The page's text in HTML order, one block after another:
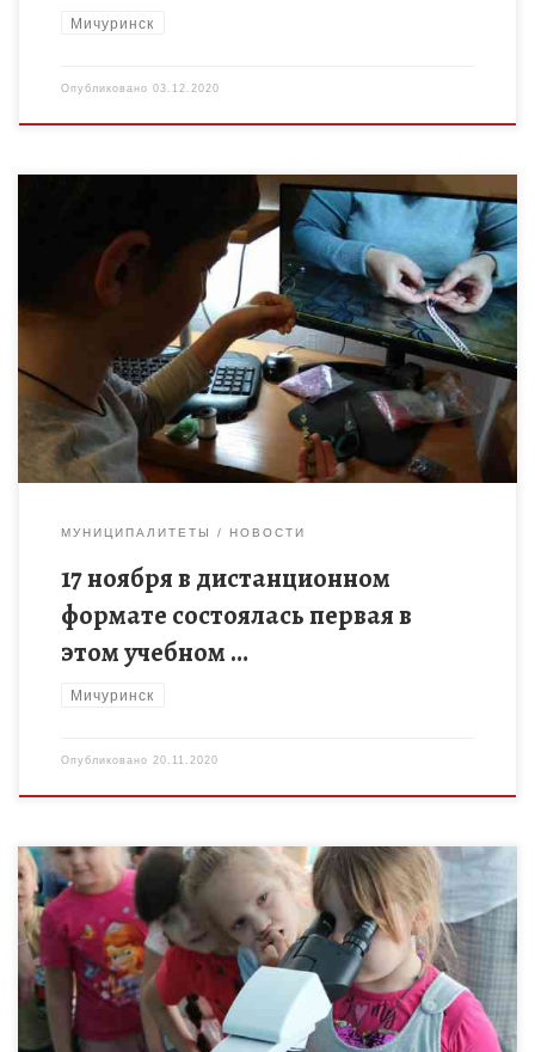
Мичуринск
Опубликовано 03.12.2020
17 ноября на базе муниципального бюджетного
образовательного учреждения дополнительного
образования «Центр детского творчества», в рамках
федерального проекта «Успех каждого ребенка»
национального проекта «Образование», в дистанционном […]
МУНИЦИПАЛИТЕТЫ НОВОСТИ
17 ноября в дистанционном
формате состоялась первая в
этом учебном …
Мичуринск
Опубликовано 20.11.2020
Изучение окружающего мира детьми 5-10 лет через
исследовательский формат мероприятий в интеграции с
интеллектуально-игровыми методами